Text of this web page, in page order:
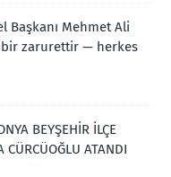
Başkanı Mehmet Ali
bir zarurettir — herkes
BEYŞEHİR İLÇE
CÜRCÜOĞLU ATANDI